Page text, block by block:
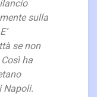
sulla
se non
Così ha
Napoli.